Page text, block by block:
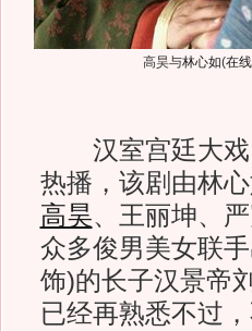
高昊与林心如(在
汉室宫廷大戏
热播，该剧由林
高昊、王丽坤、
众多俊男美女联
饰)的长子汉景帝
已经再熟悉不过